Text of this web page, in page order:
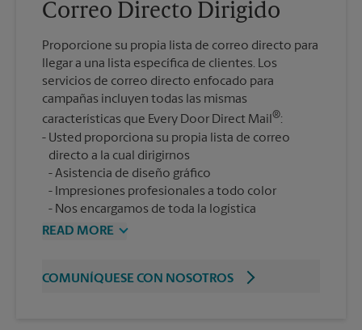
Correo Directo Dirigido
Proporcione su propia lista de correo directo para
llegar a una lista específica de clientes. Los
servicios de correo directo enfocado para
campañas incluyen todas las mismas
características que Every Door Direct Mail®:
Usted proporciona su propia lista de correo
Asistencia de diseño gráfico
Impresiones profesionales a todo color
Nos encargamos de toda la logística
READ MORE
COMUNÍQUESE CON NOSOTROS